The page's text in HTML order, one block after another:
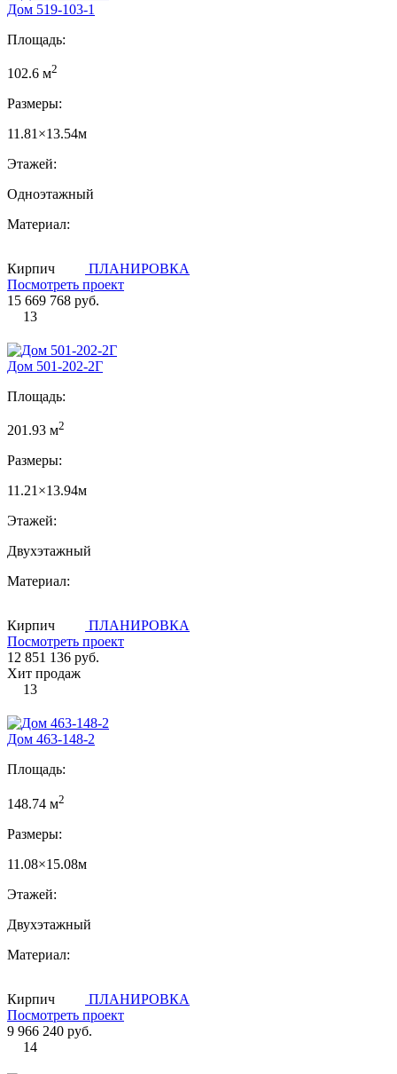
Дом 519-103-1
Площадь:
102.6 м2
Размеры:
11.81×13.54м
Этажей:
Одноэтажный
Материал:
Кирпич
ПЛАНИРОВКА
Посмотреть проект
15 669 768 руб.
13
Дом 501-202-2Г
Площадь:
201.93 м2
Размеры:
11.21×13.94м
Этажей:
Двухэтажный
Материал:
Кирпич
ПЛАНИРОВКА
Посмотреть проект
12 851 136 руб.
Хит продаж
13
Дом 463-148-2
Площадь:
148.74 м2
Размеры:
11.08×15.08м
Этажей:
Двухэтажный
Материал:
Кирпич
ПЛАНИРОВКА
Посмотреть проект
9 966 240 руб.
14